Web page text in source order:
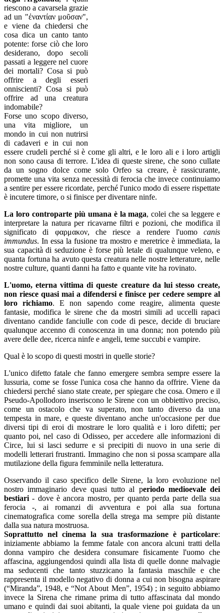
riescono a cavarsela grazie
ad un "ἐναντίαν μοῦσαν",
e viene da chiedersi che
cosa dica un canto tanto
potente: forse ciò che loro
desiderano, dopo secoli
passati a leggere nel cuore
dei mortali? Cosa si può
offrire a degli esseri
onniscienti? Cosa si può
offrire ad una creatura
indomabile?
Forse uno scopo diverso,
una vita migliore, un
mondo in cui non nutrirsi
di cadaveri e in cui non
essere crudeli perché si è come gli altri, e le loro ali e i loro artigli
non sono causa di terrore. L'idea di queste sirene, che sono cullate
da un sogno dolce come solo Orfeo sa creare, è rassicurante,
promette una vita senza necessità di ferocia che invece continuiamo
a sentire per essere ricordate, perché l'unico modo di essere rispettate
è incutere timore, o si finisce per diventare ninfe.
La loro controparte più umana è la maga, colei che sa leggere e
interpretare la natura per ricavarne filtri e pozioni, che modifica il
significato di φαρμακον, che riesce a rendere l'uomo canis
immundus. In essa la fusione tra mostro e meretrice è immediata, la
sua capacità di seduzione è forse più letale di qualunque veleno, e
quanta fortuna ha avuto questa creatura nelle nostre letterature, nelle
nostre culture, quanti danni ha fatto e quante vite ha rovinato.
L'uomo, eterna vittima di queste creature da lui stesso create,
non riesce quasi mai a difendersi e finisce per cedere sempre al
loro richiamo. E non sapendo come reagire, alimenta queste
fantasie, modifica le sirene che da mostri simili ad uccelli rapaci
diventano candide fanciulle con code di pesce, decide di bruciare
qualunque accenno di conoscenza in una donna; non potendo più
avere delle dee, ricerca ninfe e angeli, teme succubi e vampire.
Qual è lo scopo di questi mostri in quelle storie?
L'unico difetto fatale che fanno emergere sembra sempre essere la
lussuria, come se fosse l'unica cosa che hanno da offrire. Viene da
chiedersi perché siano state create, per spiegare che cosa. Omero e il
Pseudo-Apollodoro inseriscono le Sirene con un obbiettivo preciso,
come un ostacolo che va superato, non tanto diverso da una
tempesta in mare, e queste diventano anche un'occasione per due
diversi tipi di eroi di mostrare le loro qualità e i loro difetti; per
quanto poi, nel caso di Odisseo, per accedere alle informazioni di
Circe, lui si lasci sedurre e si precipiti di nuovo in una serie di
modelli letterari frustranti. Immagino che non si possa scampare alla
mutilazione della figura femminile nella letteratura.
Osservando il caso specifico delle Sirene, la loro evoluzione nel
nostro immaginario deve quasi tutto al periodo medioevale dei
bestiari - dove è ancora mostro, per quanto perda parte della sua
ferocia -, ai romanzi di avventura e poi alla sua fortuna
cinematografica come sorella della strega ma sempre più distante
dalla sua natura mostruosa.
Soprattutto nel cinema la sua trasformazione è particolare:
iniziamente abbiamo la femme fatale con ancora alcuni tratti della
donna vampiro che desidera consumare fisicamente l'uomo che
affascina, aggiungendosi quindi alla lista di quelle donne malvagie
ma seducenti che tanto stuzzicano la fantasia maschile e che
rappresenta il modello negativo di donna a cui non bisogna aspirare
(“Miranda”, 1948, e “Not About Men”, 1954) ; in seguito abbiamo
invece la Sirena che rimane prima di tutto affascinata dal mondo
umano e quindi dai suoi abitanti, la quale viene poi guidata da un